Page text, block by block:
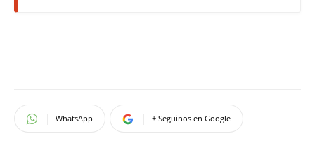
WhatsApp + Seguinos en Google